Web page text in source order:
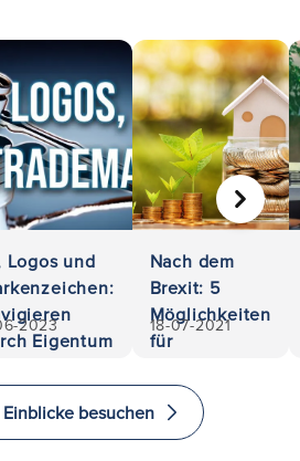
Logos und
Eigentum
2023
Nach dem
Brexit: 5
Möglichkeiten
für
Vereinigten
Königreich zu
investieren
18-07-2021
WEITER
besuchen